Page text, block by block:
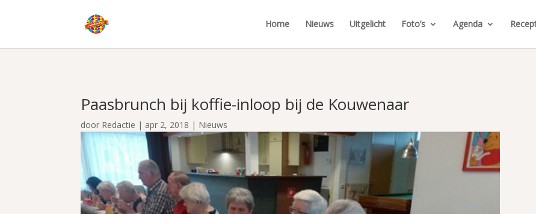
Home Nieuws Uitgelicht Foto’s Agenda
Paasbrunch bij koffie-inloop bij de Kouwenaar
door Redactie | apr 2, 2018 | Nieuws